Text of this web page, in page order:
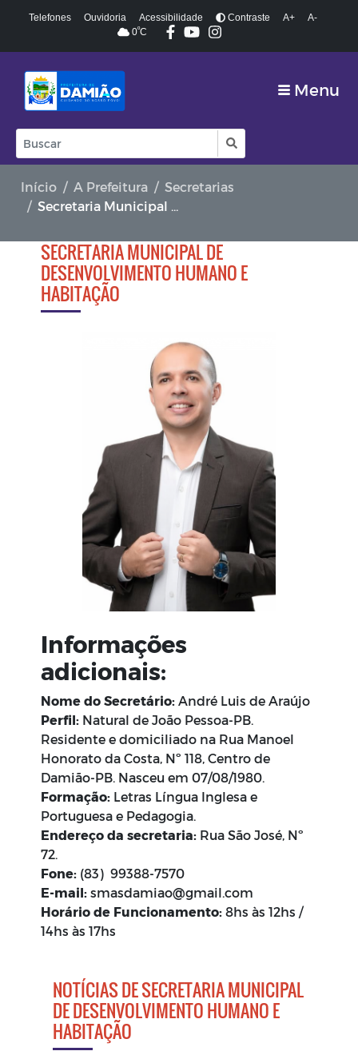
Telefones Ouvidoria Acessibilidade Contraste A+
A-
0ºC
Menu
Início A Prefeitura
Secretarias
Secretaria Municipal de Desenvolvimento Humano e Habitação
SECRETARIA MUNICIPAL DE
DESENVOLVIMENTO HUMANO E
HABITAÇÃO
Informações
adicionais:
Nome do Secretário: André Luis de Araújo
Perfil: Natural de João Pessoa-PB.
Residente e domiciliado na Rua Manoel
Honorato da Costa, Nº 118, Centro de
Damião-PB. Nasceu em 07/08/1980.
Formação: Letras Língua Inglesa e
Portuguesa e Pedagogia.
Endereço da secretaria: Rua São José, Nº
72.
Fone: (83) 99388-7570
E-mail: smasdamiao@gmail.com
Horário de Funcionamento: 8hs às 12hs /
14hs às 17hs
NOTÍCIAS DE SECRETARIA MUNICIPAL
DE DESENVOLVIMENTO HUMANO E
HABITAÇÃO